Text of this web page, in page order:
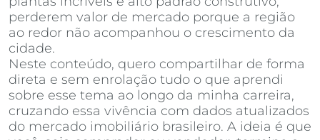
perderem valor de mercado porque a região
ao redor não acompanhou o crescimento da
cidade.
Neste conteúdo, quero compartilhar de forma
direta e sem enrolação tudo o que aprendi
sobre esse tema ao longo da minha carreira,
cruzando essa vivência com dados atualizados
do mercado imobiliário brasileiro. A ideia é que